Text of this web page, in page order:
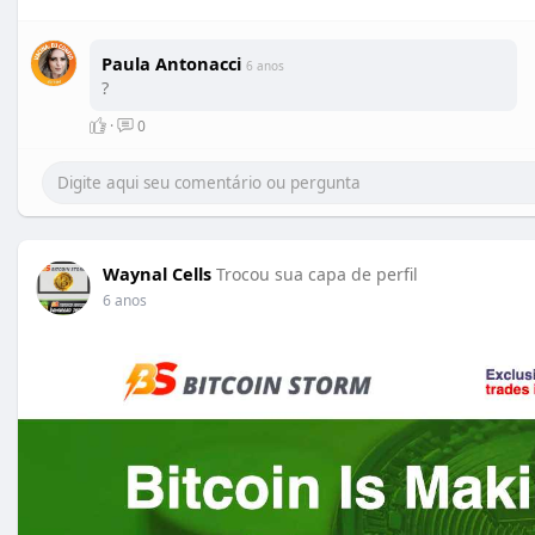
https://www.completefoods.co/d....iy/recipes/waynal-
https://waynalcells.tumblr.com..../post/
Paula Antonacci 6 anos
?
· 0
Waynal Cells Trocou sua capa de perfil
6 anos